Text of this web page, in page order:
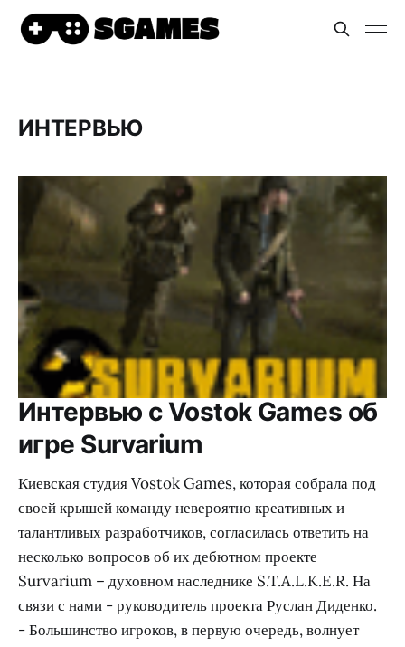
ИНТЕРВЬЮ
Интервью с Vostok Games об
игре Survarium
Киевская студия Vostok Games, которая собрала под
своей крышей команду невероятно креативных и
талантливых разработчиков, согласилась ответить на
несколько вопросов об их дебютном проекте
Survarium – духовном наследнике S.T.A.L.K.E.R. На
связи с нами - руководитель проекта Руслан Диденко.
- Большинство игроков, в первую очередь, волнует